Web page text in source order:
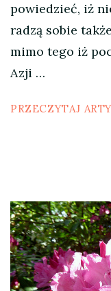
powiedzieć, iż
radzą sobie
mimo tego iż
Azji …
PRZECZYTAJ